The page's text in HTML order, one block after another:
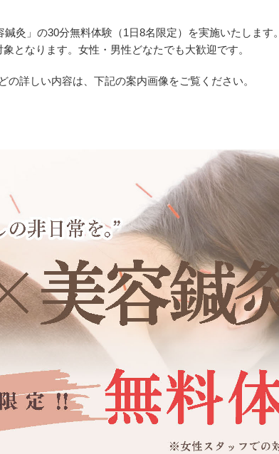
灸」の30分無料体験（1日8名限定）を実施いたします。
となります。女性・男性どなたでも大歓迎です。
詳しい内容は、下記の案内画像をご覧ください。